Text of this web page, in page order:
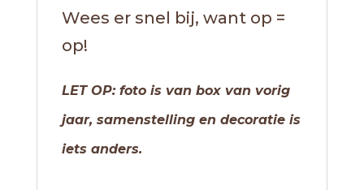
Wees er snel bij, want op =
op!
LET OP: foto is van box van vorig
jaar, samenstelling en decoratie is
iets anders.